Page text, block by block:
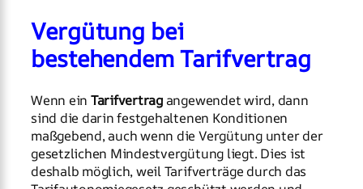
Vergütung bei
bestehendem Tarifvertrag
Wenn ein Tarifvertragangewendet wird, dann
sind die darin festgehaltenen Konditionen
maßgebend, auch wenn die Vergütung unter der
gesetzlichen Mindestvergütung liegt. Dies ist
deshalb möglich, weil Tarifverträge durch das